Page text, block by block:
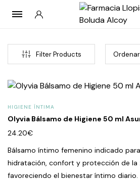
Filter Products
HIGIENE ÍNTIMA
Olyvia Bálsamo de Higiene 50 ml
24.20€
Bálsamo íntimo femenino indicado
hidratación, confort y protección de la
favoreciendo el bienestar íntimo diario.